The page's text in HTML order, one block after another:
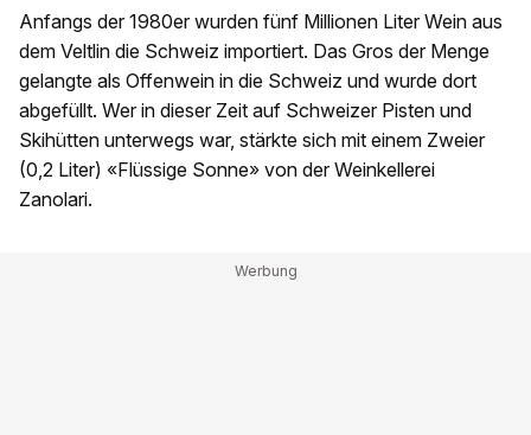
Anfangs der 1980er wurden fünf Millionen Liter Wein aus
dem Veltlin die Schweiz importiert. Das Gros der Menge
gelangte als Offenwein in die Schweiz und wurde dort
abgefüllt. Wer in dieser Zeit auf Schweizer Pisten und
Skihütten unterwegs war, stärkte sich mit einem Zweier
(0,2 Liter) «Flüssige Sonne» von der Weinkellerei
Zanolari.